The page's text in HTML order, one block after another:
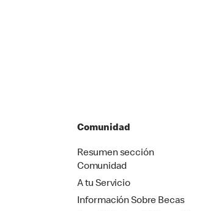
Comunidad
Resumen sección
Comunidad
A tu Servicio
Información Sobre Becas